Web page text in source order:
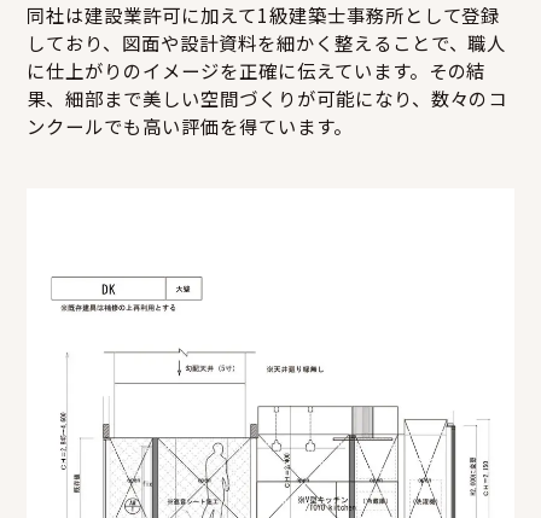
同社は建設業許可に加えて1級建築士事務所として登録
しており、図面や設計資料を細かく整えることで、職人
に仕上がりのイメージを正確に伝えています。その結
果、細部まで美しい空間づくりが可能になり、数々のコ
ンクールでも高い評価を得ています。